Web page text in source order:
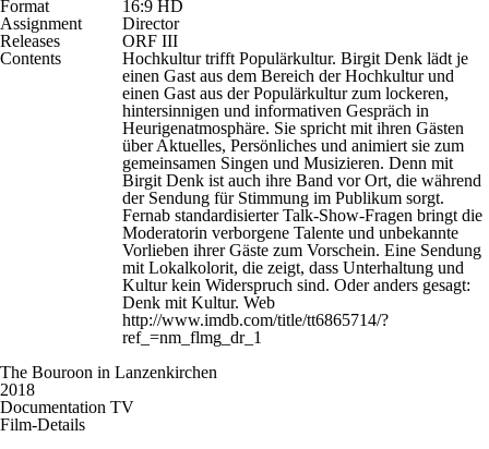
Format
16:9 HD
Assignment
Director
Releases
ORF III
Contents
Hochkultur trifft Populärkultur. Birgit Denk lädt je
einen Gast aus dem Bereich der Hochkultur und
einen Gast aus der Populärkultur zum lockeren,
hintersinnigen und informativen Gespräch in
Heurigenatmosphäre. Sie spricht mit ihren Gästen
über Aktuelles, Persönliches und animiert sie zum
gemeinsamen Singen und Musizieren. Denn mit
Birgit Denk ist auch ihre Band vor Ort, die während
der Sendung für Stimmung im Publikum sorgt.
Fernab standardisierter Talk-Show-Fragen bringt die
Moderatorin verborgene Talente und unbekannte
Vorlieben ihrer Gäste zum Vorschein. Eine Sendung
mit Lokalkolorit, die zeigt, dass Unterhaltung und
Kultur kein Widerspruch sind. Oder anders gesagt:
Denk mit Kultur. Web
http://www.imdb.com/title/tt6865714/?
ref_=nm_flmg_dr_1
The Bouroon in Lanzenkirchen
2018
Documentation TV
Film-Details